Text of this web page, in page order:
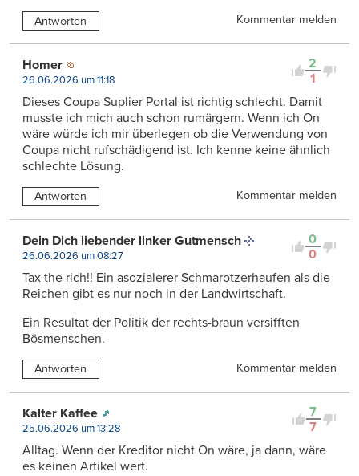
Antworten Kommentar melden
2
1
Homer
26.06.2026 um 11:18
Dieses Coupa Suplier Portal ist richtig schlecht. Damit
musste ich mich auch schon rumärgern. Wenn ich On
wäre würde ich mir überlegen ob die Verwendung von
Coupa nicht rufschädigend ist. Ich kenne keine ähnlich
schlechte Lösung.
Antworten Kommentar melden
0
0
Dein Dich liebender linker Gutmensch
26.06.2026 um 08:27
Tax the rich!! Ein asozialerer Schmarotzerhaufen als die
Reichen gibt es nur noch in der Landwirtschaft.
Ein Resultat der Politik der rechts-braun versifften
Bösmenschen.
Antworten Kommentar melden
7
7
Kalter Kaffee
25.06.2026 um 13:28
Alltag. Wenn der Kreditor nicht On wäre, ja dann, wäre
es keinen Artikel wert.